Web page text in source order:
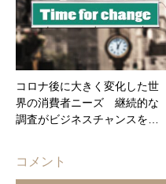
コロナ後に大きく変化した世
界の消費者ニーズ 継続的な
調査がビジネスチャンスを…
コメント